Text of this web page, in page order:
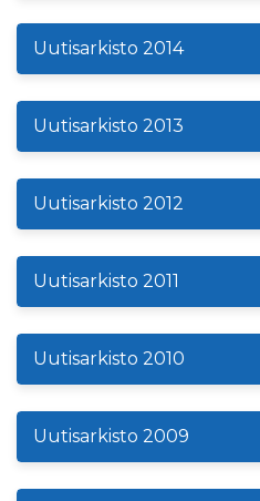
Uutisarkisto 2014
Uutisarkisto 2013
Uutisarkisto 2012
Uutisarkisto 2011
Uutisarkisto 2010
Uutisarkisto 2009